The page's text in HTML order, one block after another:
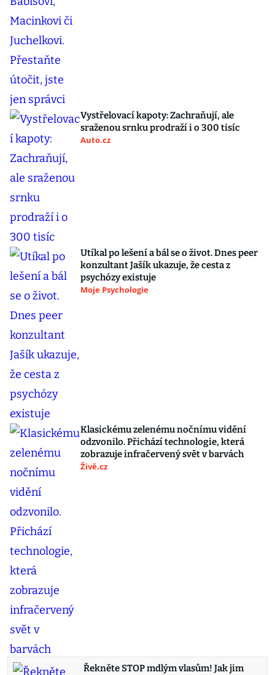
Vystřelovací kapoty: Zachraňují, ale
sraženou srnku prodraží i o 300 tisíc
Auto.cz
Utíkal po lešení a bál se o život. Dnes peer
konzultant Jašík ukazuje, že cesta z
psychózy existuje
Moje Psychologie
Klasickému zelenému nočnímu vidění
odzvonilo. Přichází technologie, která
zobrazuje infračervený svět v barvách
Živě.cz
Řekněte STOP mdlým vlasům! Jak jim